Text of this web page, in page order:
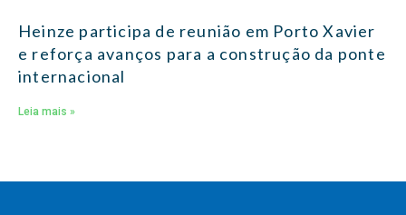
Heinze participa de reunião em Porto Xavier
e reforça avanços para a construção da ponte
internacional
Leia mais »